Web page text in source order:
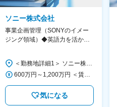
ソニー株式会社
事業企画管理（SONYのイメー
ジング領域）◆英語力を活か
気になる